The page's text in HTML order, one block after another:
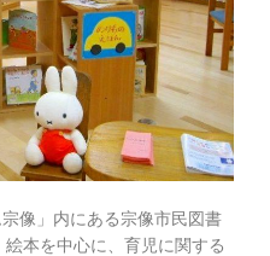
像」内にある宗像市民図書
本を中心に、育児に関する